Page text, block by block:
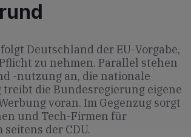
Deutschland der EU-Vorgabe,
zu nehmen. Parallel stehen
-nutzung an, die nationale
die Bundesregierung eigene
voran. Im Gegenzug sorgt
und Tech-Firmen für
der CDU.